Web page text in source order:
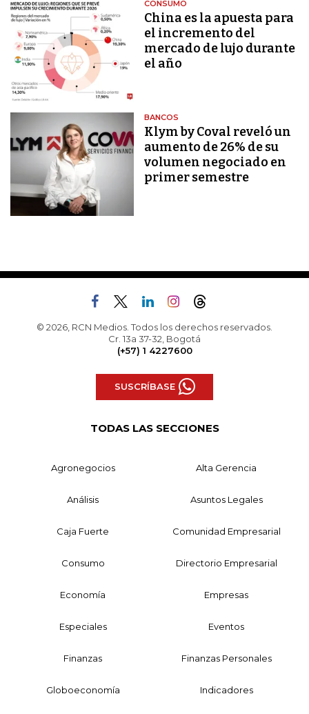
CONSUMO
China es la apuesta para
el incremento del
mercado de lujo durante
el año
BANCOS
Klym by Coval reveló un
aumento de 26% de su
volumen negociado en
primer semestre
© 2026, RCN Medios. Todos los derechos reservados.
Cr. 13a 37-32, Bogotá
(+57) 1 4227600
SUSCRÍBASE
TODAS LAS SECCIONES
Agronegocios Alta Gerencia
Análisis Asuntos Legales
Caja Fuerte Comunidad Empresarial
Consumo Directorio Empresarial
Economía Empresas
Especiales Eventos
Finanzas Finanzas Personales
Globoeconomía Indicadores